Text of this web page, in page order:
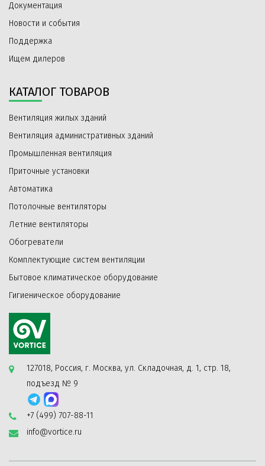
Документация
Новости и события
Поддержка
Ищем дилеров
КАТАЛОГ ТОВАРОВ
Вентиляция жилых зданий
Вентиляция административных зданий
Промышленная вентиляция
Приточные установки
Автоматика
Потолочные вентиляторы
Летние вентиляторы
Обогреватели
Комплектующие систем вентиляции
Бытовое климатическое оборудование
Гигиеническое оборудование
127018, Россия, г. Москва, ул. Складочная, д. 1, стр. 18,
подъезд № 9
+7 (499) 707-88-11
info@vortice.ru